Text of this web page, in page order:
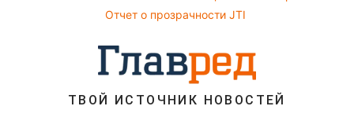
Филипп Киркоров
Отчет о прозрачности JTI
ТВОЙ ИСТОЧНИК НОВОСТЕЙ